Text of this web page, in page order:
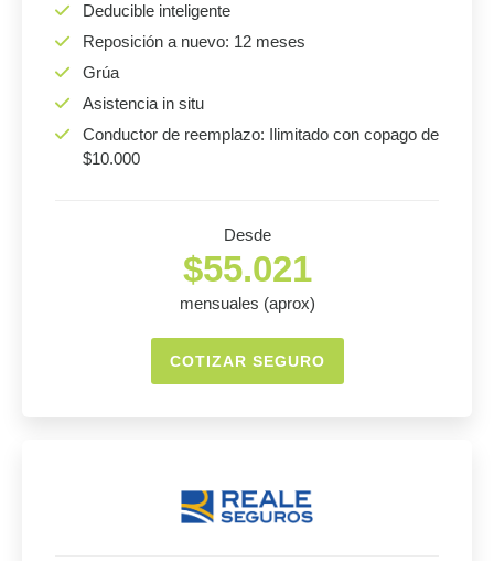
Deducible inteligente
Reposición a nuevo: 12 meses
Grúa
Asistencia in situ
Conductor de reemplazo: Ilimitado con copago de
$10.000
Desde
$55.021
mensuales (aprox)
COTIZAR SEGURO